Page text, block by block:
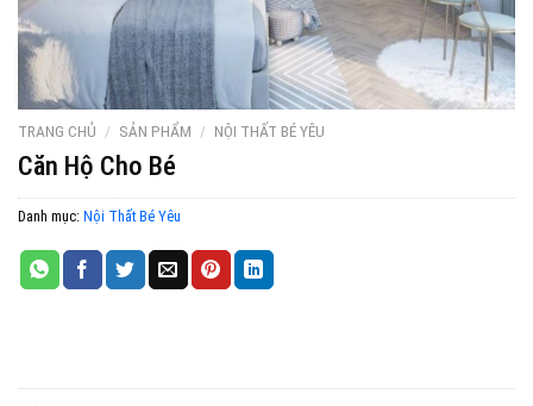
TRANG CHỦ / SẢN PHẨM / NỘI THẤT BÉ YÊU
Căn Hộ Cho Bé
Danh mục: Nội Thất Bé Yêu